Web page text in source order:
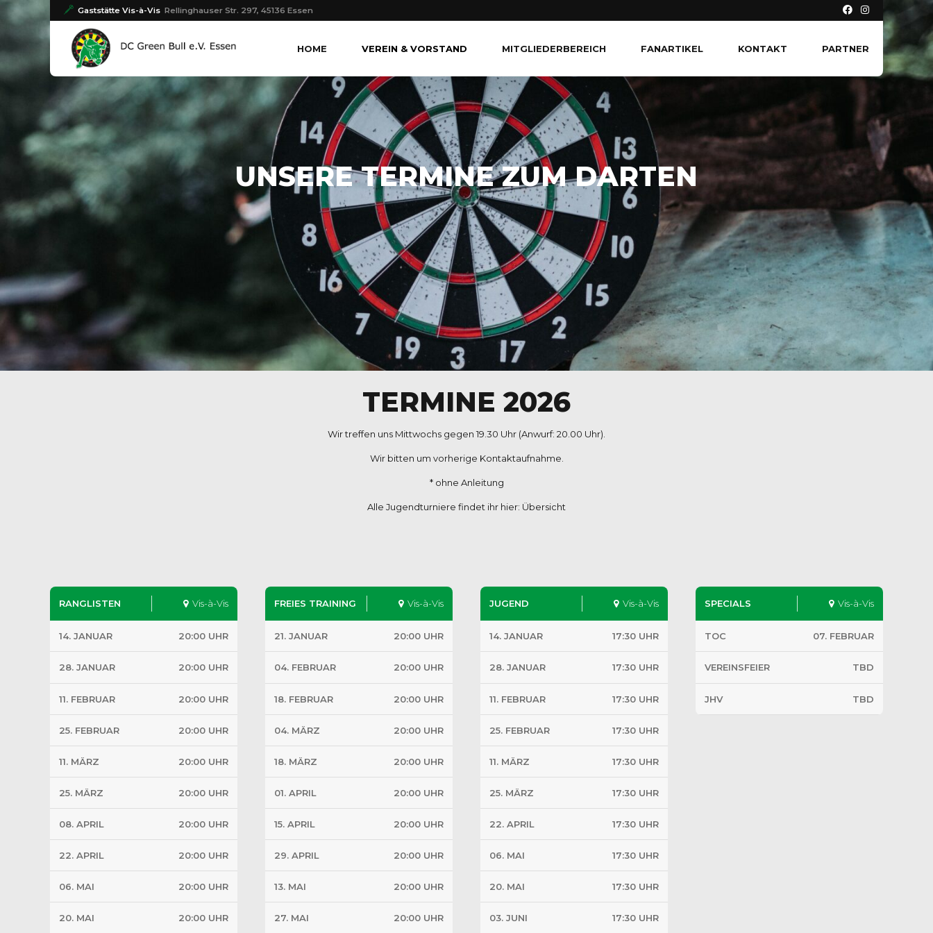
Gaststätte Vis-à-Vis Rellinghauser Str. 297, 45136 Essen
HOME VEREIN & VORSTAND MITGLIEDERBEREICH FANARTIKEL KONTAKT PARTNER
UNSERE TERMINE ZUM DARTEN
TERMINE 2026
Wir treffen uns Mittwochs gegen 19.30 Uhr (Anwurf: 20.00 Uhr).
Wir bitten um vorherige Kontaktaufnahme.
* ohne Anleitung
Alle Jugendturniere findet ihr hier: Übersicht
RANGLISTEN Vis-à-Vis
14. JANUAR 20:00 UHR
28. JANUAR 20:00 UHR
11. FEBRUAR 20:00 UHR
25. FEBRUAR 20:00 UHR
11. MÄRZ 20:00 UHR
25. MÄRZ 20:00 UHR
08. APRIL 20:00 UHR
22. APRIL 20:00 UHR
06. MAI 20:00 UHR
20. MAI 20:00 UHR
FREIES TRAINING Vis-à-Vis
21. JANUAR 20:00 UHR
04. FEBRUAR 20:00 UHR
18. FEBRUAR 20:00 UHR
04. MÄRZ 20:00 UHR
18. MÄRZ 20:00 UHR
01. APRIL 20:00 UHR
15. APRIL 20:00 UHR
29. APRIL 20:00 UHR
13. MAI 20:00 UHR
27. MAI 20:00 UHR
JUGEND Vis-à-Vis
14. JANUAR 17:30 UHR
28. JANUAR 17:30 UHR
11. FEBRUAR 17:30 UHR
25. FEBRUAR 17:30 UHR
11. MÄRZ 17:30 UHR
25. MÄRZ 17:30 UHR
22. APRIL 17:30 UHR
06. MAI 17:30 UHR
20. MAI 17:30 UHR
03. JUNI 17:30 UHR
SPECIALS Vis-à-Vis
TOC 07. FEBRUAR
VEREINSFEIER TBD
JHV TBD